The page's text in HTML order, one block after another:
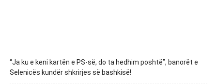
“Ja ku e keni kartën e PS-së, do ta hedhim poshtë”, banorët e
Selenicës kundër shkrirjes së bashkisë!